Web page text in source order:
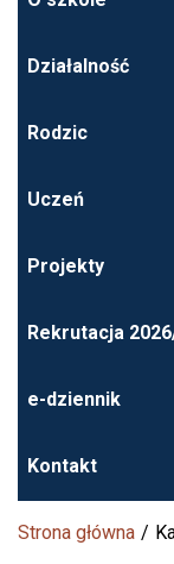
Działalność
Rodzic
Uczeń
Projekty
Rekrutacja
e-dziennik
Kontakt
Strona główna